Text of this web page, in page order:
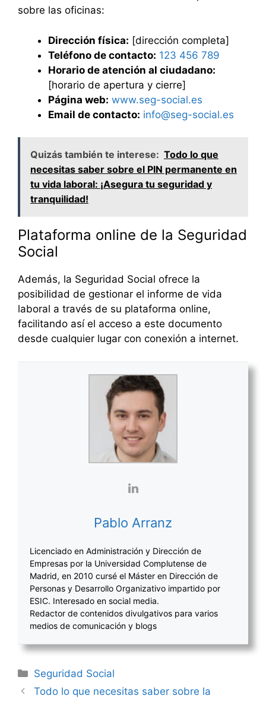
sobre las oficinas:
Dirección física: [dirección completa]
Teléfono de contacto: 123 456 789
Horario de atención al ciudadano:
[horario de apertura y cierre]
Página web: www.seg-social.es
Email de contacto: info@seg-social.es
Quizás también te interese: Todo lo que
necesitas saber sobre el PIN permanente en
tu vida laboral: ¡Asegura tu seguridad y
tranquilidad!
Plataforma online de la Seguridad
Social
Además, la Seguridad Social ofrece la
posibilidad de gestionar el informe de vida
laboral a través de su plataforma online,
facilitando así el acceso a este documento
desde cualquier lugar con conexión a internet.
Pablo Arranz
Licenciado en Administración y Dirección de
Empresas por la Universidad Complutense de
Madrid, en 2010 cursé el Máster en Dirección de
Personas y Desarrollo Organizativo impartido por
ESIC. Interesado en social media.
Redactor de contenidos divulgativos para varios
medios de comunicación y blogs
Categorías
Seguridad Social
Navegación
Todo lo que necesitas saber sobre la